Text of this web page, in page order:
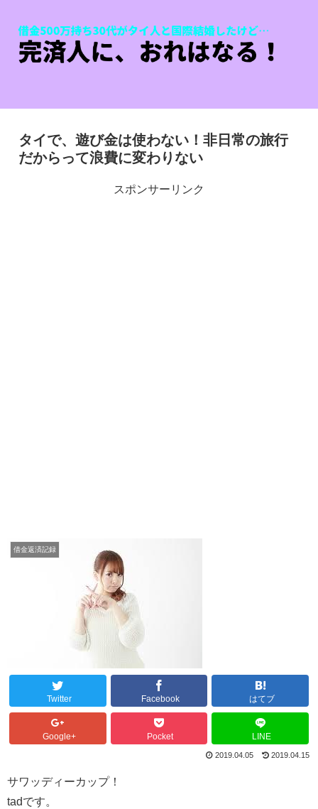
タイで、遊び金は使わない！非日常の旅行
だからって浪費に変わりない
スポンサーリンク
借金返済記録
Twitter Facebook はてブ
Google+ Pocket LINE
2019.04.05 2019.04.15
サワッディーカップ！
tadです。